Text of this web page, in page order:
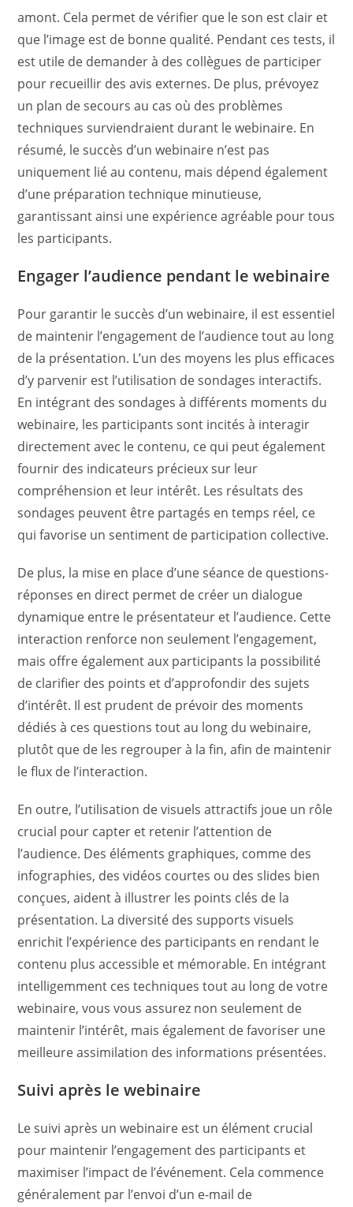
amont. Cela permet de vérifier que le son est clair et
que l’image est de bonne qualité. Pendant ces tests, il
est utile de demander à des collègues de participer
pour recueillir des avis externes. De plus, prévoyez
un plan de secours au cas où des problèmes
techniques surviendraient durant le webinaire. En
résumé, le succès d’un webinaire n’est pas
uniquement lié au contenu, mais dépend également
d’une préparation technique minutieuse,
garantissant ainsi une expérience agréable pour tous
les participants.
Engager l’audience pendant le webinaire
Pour garantir le succès d’un webinaire, il est essentiel
de maintenir l’engagement de l’audience tout au long
de la présentation. L’un des moyens les plus efficaces
d’y parvenir est l’utilisation de sondages interactifs.
En intégrant des sondages à différents moments du
webinaire, les participants sont incités à interagir
directement avec le contenu, ce qui peut également
fournir des indicateurs précieux sur leur
compréhension et leur intérêt. Les résultats des
sondages peuvent être partagés en temps réel, ce
qui favorise un sentiment de participation collective.
De plus, la mise en place d’une séance de questions-
réponses en direct permet de créer un dialogue
dynamique entre le présentateur et l’audience. Cette
interaction renforce non seulement l’engagement,
mais offre également aux participants la possibilité
de clarifier des points et d’approfondir des sujets
d’intérêt. Il est prudent de prévoir des moments
dédiés à ces questions tout au long du webinaire,
plutôt que de les regrouper à la fin, afin de maintenir
le flux de l’interaction.
En outre, l’utilisation de visuels attractifs joue un rôle
crucial pour capter et retenir l’attention de
l’audience. Des éléments graphiques, comme des
infographies, des vidéos courtes ou des slides bien
conçues, aident à illustrer les points clés de la
présentation. La diversité des supports visuels
enrichit l’expérience des participants en rendant le
contenu plus accessible et mémorable. En intégrant
intelligemment ces techniques tout au long de votre
webinaire, vous vous assurez non seulement de
maintenir l’intérêt, mais également de favoriser une
meilleure assimilation des informations présentées.
Suivi après le webinaire
Le suivi après un webinaire est un élément crucial
pour maintenir l’engagement des participants et
maximiser l’impact de l’événement. Cela commence
généralement par l’envoi d’un e-mail de